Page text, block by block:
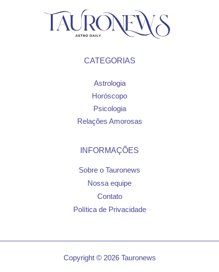
CATEGORIAS
Astrologia
Horóscopo
Psicologia
Relações Amorosas
INFORMAÇÕES
Sobre o Tauronews
Nossa equipe
Contato
Política de Privacidade
Copyright © 2026 Tauronews